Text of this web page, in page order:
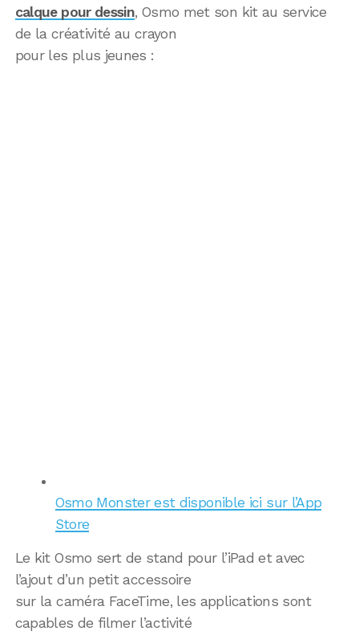
calque pour dessin, Osmo met son kit au service
de la créativité au crayon
pour les plus jeunes :
Osmo Monster est disponible ici sur l’App
Store
Le kit Osmo sert de stand pour l’iPad et avec
l’ajout d’un petit accessoire
sur la caméra FaceTime, les applications sont
capables de filmer l’activité